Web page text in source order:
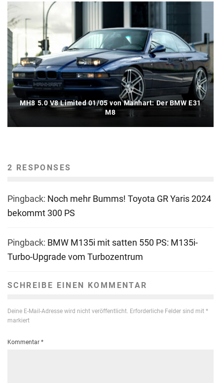
MH8 5.0 V8 Limited 01/05 von Manhart: Der BMW E31
M8
2 RESPONSES
Pingback: Noch mehr Bumms! Toyota GR Yaris 2024
bekommt 300 PS
Pingback: BMW M135i mit satten 550 PS: M135i-
Turbo-Upgrade vom Turbozentrum
SCHREIBE EINEN KOMMENTAR
Deine E-Mail-Adresse wird nicht veröffentlicht. Erforderliche Felder sind mit *
markiert
Kommentar *